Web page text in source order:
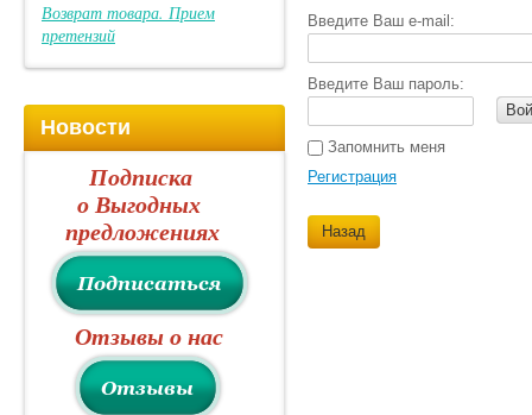
Введите Ваш e-mail:
Введите Ваш пароль:
Запомнить меня
Регистрация
Назад
Возврат товара. Прием
претензий
Новости
Подписка
о Выгодных
предложениях
Отзывы о нас